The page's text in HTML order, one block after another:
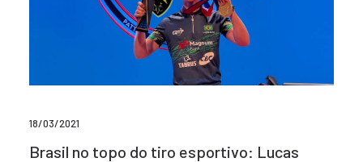
18/03/2021
Brasil no topo do tiro esportivo: Lucas